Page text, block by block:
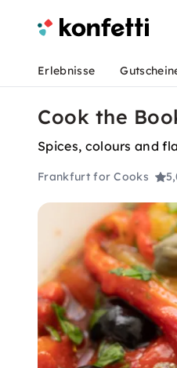
Erlebnisse
Cook the
Spices, colours and
Frankfurt for Cooks